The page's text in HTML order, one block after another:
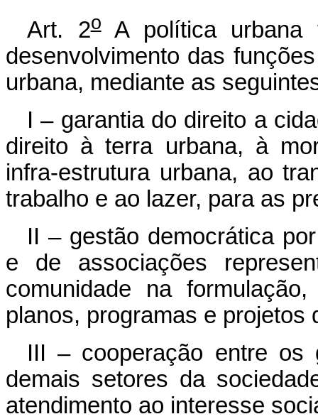
Art. 2oA política urbana
desenvolvimento das
urbana, mediante as
I – garantia do direito a
direito à terra urbana, à
infra-estrutura urbana, ao
trabalho e ao lazer, para as
II – gestão democrática
e de associações
comunidade na
planos, programas e projetos
III – cooperação entre os
demais setores da
atendimento ao interesse